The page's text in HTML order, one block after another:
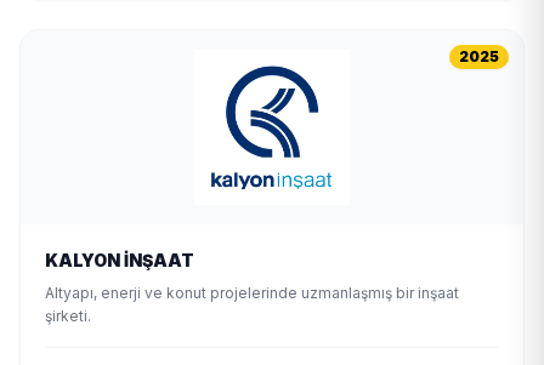
2025
KALYON İNŞAAT
Altyapı, enerji ve konut projelerinde uzmanlaşmış bir inşaat
şirketi.